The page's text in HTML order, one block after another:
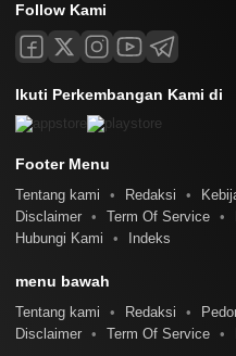
Follow Kami
Ikuti Perkembangan Kami di
Footer Menu
Tentang kami Redaksi
Disclaimer
Term Of Service
Hubungi Kami
Indeks
menu bawah
Tentang kami Redaksi
Disclaimer
Term Of Service